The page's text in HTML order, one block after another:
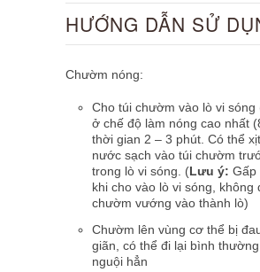
HƯỚNG DẪN SỬ
Chườm nóng:
Cho túi chườm vào lò vi sóng
ở chế độ làm nóng cao nhất
thời gian 2 – 3 phút. Có thể
nước sạch vào túi chườm
trong lò vi sóng. (Lưu ý: Gấp
khi cho vào lò vi sóng, không
chườm vướng vào thành lò)
Chườm lên vùng cơ thể bị
giãn, có thể đi lại bình
nguội hẳn